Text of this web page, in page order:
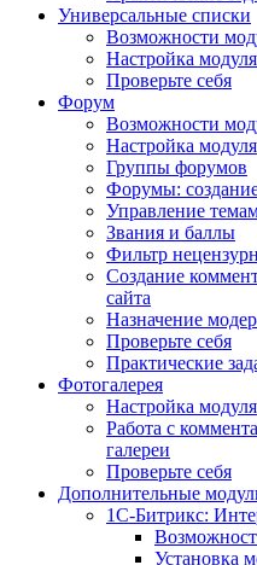
Универсальные списки
Возможности
Настройка
Проверьте себя
Форум
Возможности
Настройка модуля
Группы форумов
Форумы:
Управление
Звания и баллы
Фильтр
Создание
сайта
Назначение
Проверьте себя
Практические
Фотогалерея
Настройка модуля
Работа с
галереи
Проверьте себя
Дополнительные
1С-Битрикс:
Установка